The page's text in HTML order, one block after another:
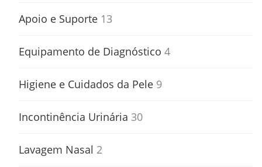
Apoio e Suporte 13
Equipamento de Diagnóstico 4
Higiene e Cuidados da Pele 9
Incontinência Urinária 30
Lavagem Nasal 2